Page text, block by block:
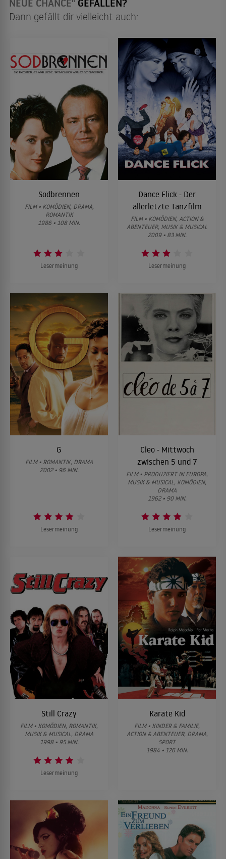
NEUE CHANCE" GEFALLEN?
Dann gefällt dir vielleicht auch:
Sodbrennen
FILM • KOMÖDIEN, DRAMA,
ROMANTIK
1986 • 108 MIN.
Lesermeinung
Dance Flick - Der
allerletzte Tanzfilm
FILM • KOMÖDIEN, ACTION &
ABENTEUER, MUSIK & MUSICAL
2009 • 83 MIN.
Lesermeinung
G
FILM • ROMANTIK, DRAMA
2002 • 96 MIN.
Lesermeinung
Cleo - Mittwoch
zwischen 5 und 7
FILM • PRODUZIERT IN EUROPA,
MUSIK & MUSICAL, KOMÖDIEN,
DRAMA
1962 • 90 MIN.
Lesermeinung
Still Crazy
FILM • KOMÖDIEN, ROMANTIK,
MUSIK & MUSICAL, DRAMA
1998 • 95 MIN.
Lesermeinung
Karate Kid
FILM • KINDER & FAMILIE,
ACTION & ABENTEUER, DRAMA,
SPORT
1984 • 126 MIN.